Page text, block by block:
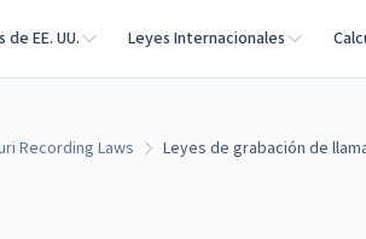
de EE. UU. Leyes Internacionales
Recording Laws Leyes de grabación de